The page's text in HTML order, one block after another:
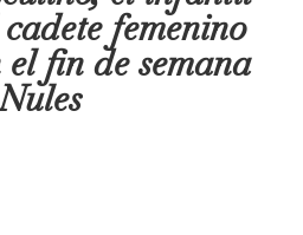
femenino
fin de semana